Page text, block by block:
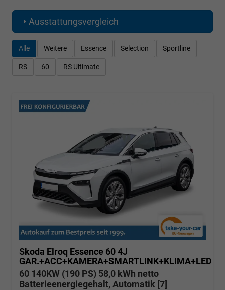
Ausstattungsvergleich
Alle Weitere Essence Selection Sportline
RS 60 RS Ultimate
Skoda Elroq Essence 60 4J
GAR.+ACC+KAMERA+SMARTLINK+KLIMA+LED
60 140KW (190 PS) 58,0 kWh netto
Batterieenergiegehalt, Automatik [7]